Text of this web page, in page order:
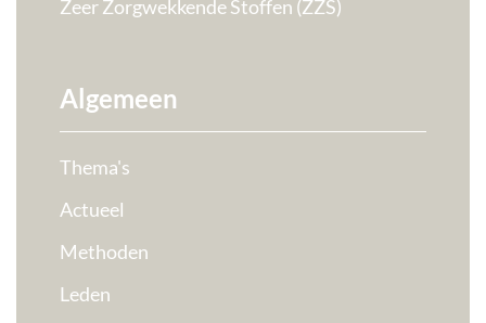
Zeer Zorgwekkende Stoffen (ZZS)
Algemeen
Thema's
Actueel
Methoden
Leden